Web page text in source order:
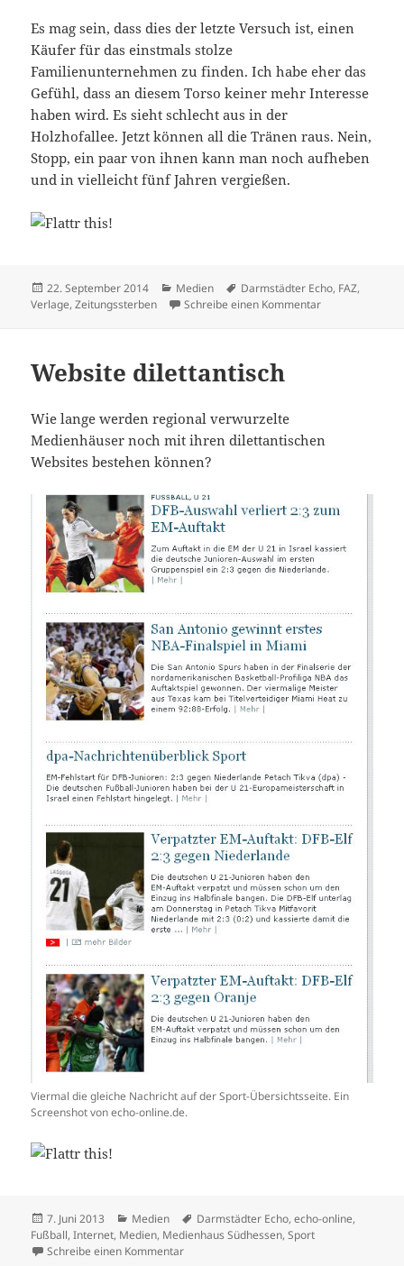
Es mag sein, dass dies der letzte Versuch ist, einen
Käufer für das einstmals stolze
Familienunternehmen zu finden. Ich habe eher das
Gefühl, dass an diesem Torso keiner mehr Interesse
haben wird. Es sieht schlecht aus in der
Holzhofallee. Jetzt können all die Tränen raus. Nein,
Stopp, ein paar von ihnen kann man noch aufheben
und in vielleicht fünf Jahren vergießen.
Veröffentlicht
am
22. September 2014 Kategorien
Medien Schlagwörter
Darmstädter Echo, FAZ,
Verlage,Zeitungssterben Schreibe einen Kommentarzu
Website dilettantisch
Wie lange werden regional verwurzelte
Medienhäuser noch mit ihren dilettantischen
Websites bestehen können?
Viermal die gleiche Nachricht auf der Sport-Übersichtsseite. Ein
Screenshot von echo-online.de.
Veröffentlicht
am
7. Juni 2013 Kategorien
Medien Schlagwörter
Darmstädter Echo,echo-online,
Fußball,Internet, Medien, Medienhaus Südhessen,Sport
Schreibe einen Kommentarzu Website dilettantisch